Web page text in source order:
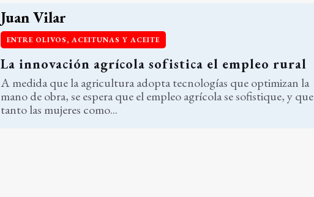
Juan Vilar
ENTRE OLIVOS, ACEITUNAS Y ACEITE
La innovación agrícola sofistica el empleo rural
A medida que la agricultura adopta tecnologías que optimizan la
mano de obra, se espera que el empleo agrícola se sofistique, y que
tanto las mujeres como...